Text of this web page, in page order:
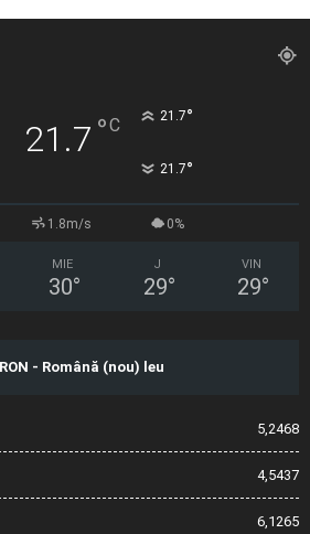
21.7 °C 21.7°
21.7°
1.8m/s 0%
MIE
30°
J
29°
VIN
29°
RON - Română (nou) leu
5,2468
4,5437
6,1265